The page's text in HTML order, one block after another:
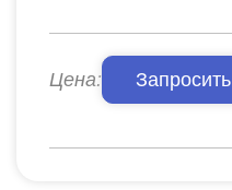
Цена: Запросить